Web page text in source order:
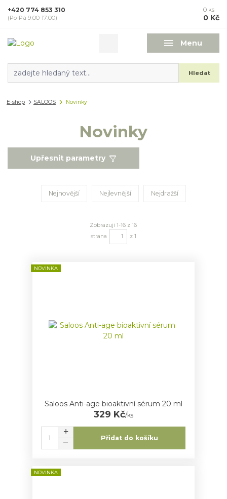
Menu
Hledat
+420 774 853 310
(Po-Pá 9:00-17:00)
0 ks
0 Kč
E-shop SALOOS Novinky
Novinky
Upřesnit parametry
Nejnovější Nejlevnější Nejdražší
Zobrazuji 1-16 z 16
strana
z 1
NOVINKA
Saloos Anti-age bioaktivní sérum 20 ml
329 Kč/ks
Přidat do košíku
NOVINKA